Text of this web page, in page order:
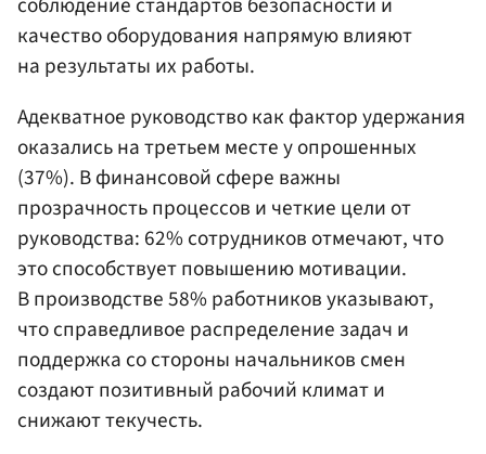
качество оборудования напрямую влияют
на результаты их работы.
Адекватное руководство как фактор удержания
оказались на третьем месте у опрошенных
(37%). В финансовой сфере важны
прозрачность процессов и четкие цели от
руководства: 62% сотрудников отмечают, что
это способствует повышению мотивации.
В производстве 58% работников указывают,
что справедливое распределение задач и
поддержка со стороны начальников смен
создают позитивный рабочий климат и
снижают текучесть.